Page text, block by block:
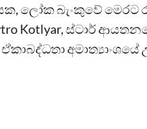
ලෝක බැංකුවේ මෙරට
Kotlyar, ස්ටාර්